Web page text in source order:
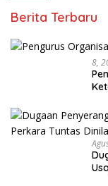
Berita Terbaru
8,